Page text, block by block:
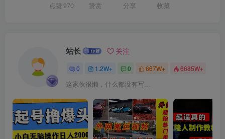
点赞 970 赞赏 分享 收藏
站长 关注
0 1.2W+ 0 667W+ 6685W+
这家伙很懒，什么都没有写...